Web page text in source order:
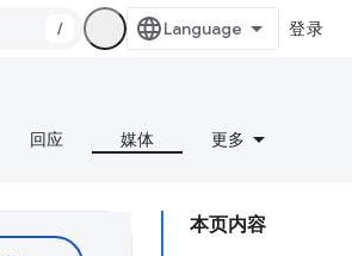
/ 登录
回应 媒体 更多
本页内容